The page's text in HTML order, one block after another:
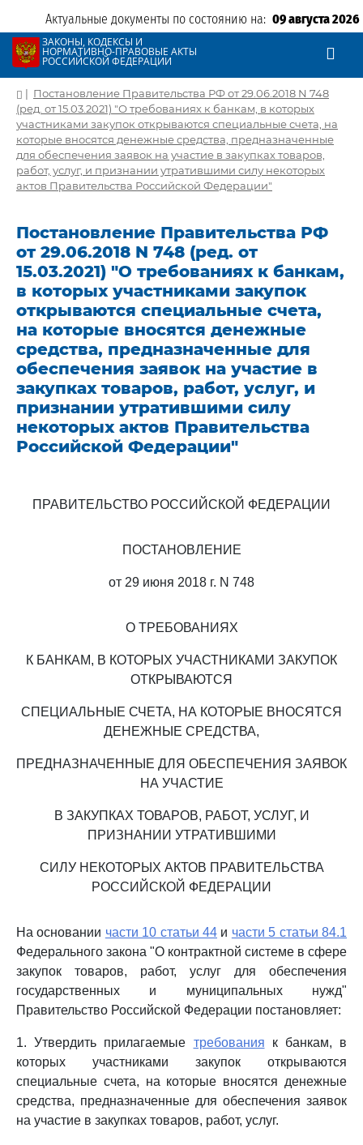
Актуальные документы по состоянию на: 09 августа 2026
ЗАКОНЫ, КОДЕКСЫ И
НОРМАТИВНО-ПРАВОВЫЕ АКТЫ
РОССИЙСКОЙ ФЕДЕРАЦИИ
| Постановление Правительства РФ от 29.06.2018 N 748
(ред. от 15.03.2021) "О требованиях к банкам, в которых
участниками закупок открываются специальные счета, на
которые вносятся денежные средства, предназначенные
для обеспечения заявок на участие в закупках товаров,
работ, услуг, и признании утратившими силу некоторых
актов Правительства Российской Федерации"
Постановление Правительства РФ
от 29.06.2018 N 748 (ред. от
15.03.2021) "О требованиях к банкам,
в которых участниками закупок
открываются специальные счета,
на которые вносятся денежные
средства, предназначенные для
обеспечения заявок на участие в
закупках товаров, работ, услуг, и
признании утратившими силу
некоторых актов Правительства
Российской Федерации"
ПРАВИТЕЛЬСТВО РОССИЙСКОЙ ФЕДЕРАЦИИ
ПОСТАНОВЛЕНИЕ
от 29 июня 2018 г. N 748
О ТРЕБОВАНИЯХ
К БАНКАМ, В КОТОРЫХ УЧАСТНИКАМИ ЗАКУПОК
ОТКРЫВАЮТСЯ
СПЕЦИАЛЬНЫЕ СЧЕТА, НА КОТОРЫЕ ВНОСЯТСЯ
ДЕНЕЖНЫЕ СРЕДСТВА,
ПРЕДНАЗНАЧЕННЫЕ ДЛЯ ОБЕСПЕЧЕНИЯ ЗАЯВОК
НА УЧАСТИЕ
В ЗАКУПКАХ ТОВАРОВ, РАБОТ, УСЛУГ, И
ПРИЗНАНИИ УТРАТИВШИМИ
СИЛУ НЕКОТОРЫХ АКТОВ ПРАВИТЕЛЬСТВА
РОССИЙСКОЙ ФЕДЕРАЦИИ
На основании части 10 статьи 44 и части 5 статьи 84.1
Федерального закона "О контрактной системе в сфере
закупок товаров, работ, услуг для обеспечения
государственных и муниципальных нужд"
Правительство Российской Федерации постановляет:
1. Утвердить прилагаемые требования к банкам, в
которых участниками закупок открываются
специальные счета, на которые вносятся денежные
средства, предназначенные для обеспечения заявок
на участие в закупках товаров, работ, услуг.